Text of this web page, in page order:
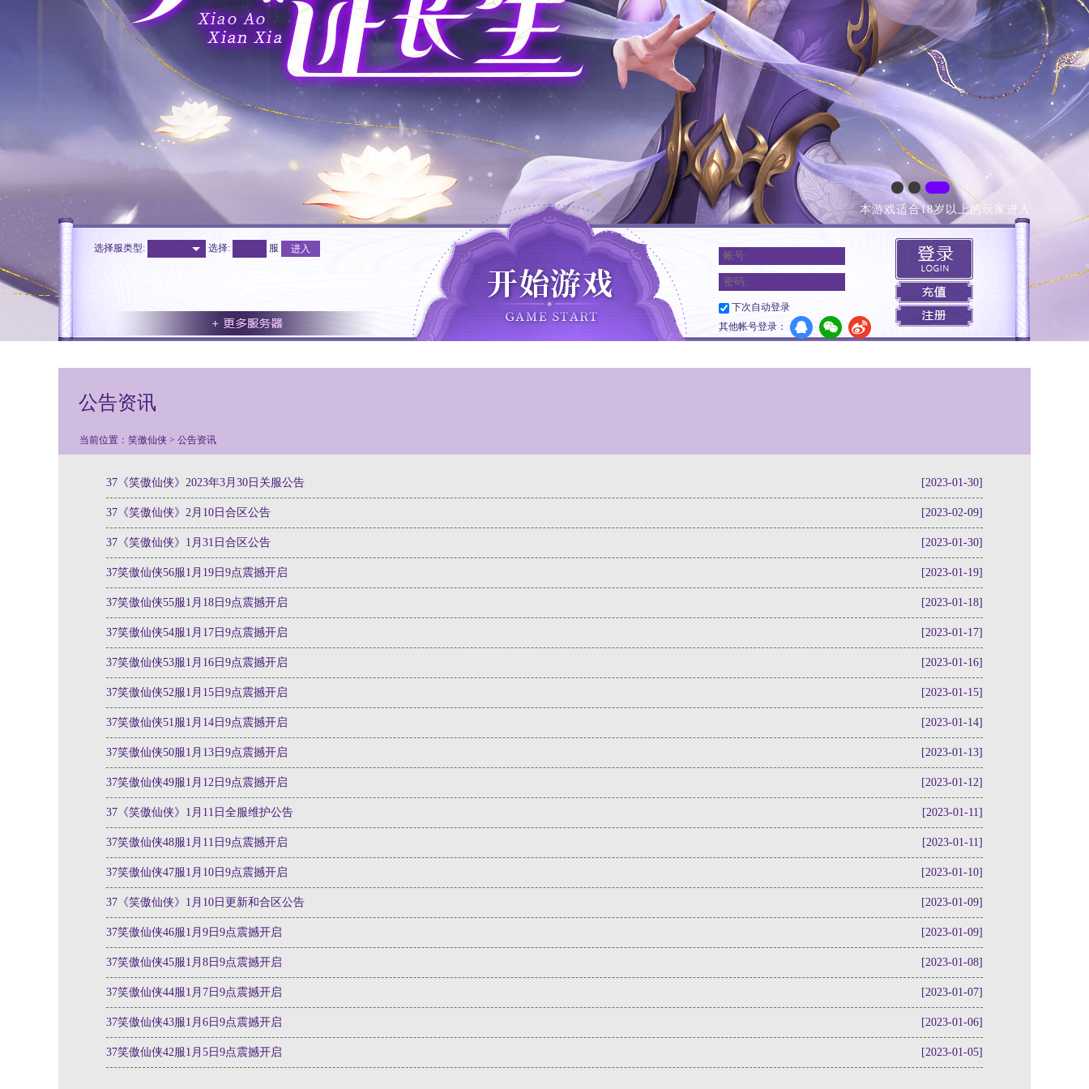
本游戏适合18岁以上的玩家进入
下次自动登录
其他帐号登录：
选择服类型: 选择: 服 进入
公告资讯
当前位置： 笑傲仙侠 > 公告资讯
[2023-01-30]
37《笑傲仙侠》2023年3月30日关服公告
[2023-02-09]
37《笑傲仙侠》2月10日合区公告
[2023-01-30]
37《笑傲仙侠》1月31日合区公告
[2023-01-19]
37笑傲仙侠56服1月19日9点震撼开启
[2023-01-18]
37笑傲仙侠55服1月18日9点震撼开启
[2023-01-17]
37笑傲仙侠54服1月17日9点震撼开启
[2023-01-16]
37笑傲仙侠53服1月16日9点震撼开启
[2023-01-15]
37笑傲仙侠52服1月15日9点震撼开启
[2023-01-14]
37笑傲仙侠51服1月14日9点震撼开启
[2023-01-13]
37笑傲仙侠50服1月13日9点震撼开启
[2023-01-12]
37笑傲仙侠49服1月12日9点震撼开启
[2023-01-11]
37《笑傲仙侠》1月11日全服维护公告
[2023-01-11]
37笑傲仙侠48服1月11日9点震撼开启
[2023-01-10]
37笑傲仙侠47服1月10日9点震撼开启
[2023-01-09]
37《笑傲仙侠》1月10日更新和合区公告
[2023-01-09]
37笑傲仙侠46服1月9日9点震撼开启
[2023-01-08]
37笑傲仙侠45服1月8日9点震撼开启
[2023-01-07]
37笑傲仙侠44服1月7日9点震撼开启
[2023-01-06]
37笑傲仙侠43服1月6日9点震撼开启
[2023-01-05]
37笑傲仙侠42服1月5日9点震撼开启